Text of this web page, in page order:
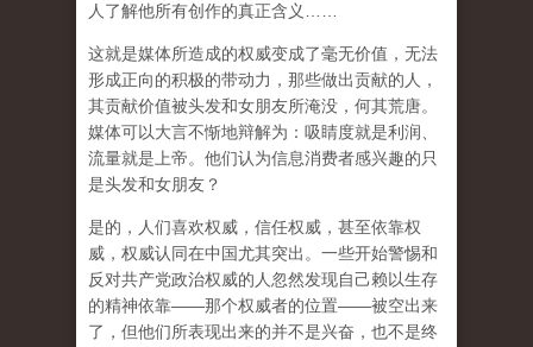
人了解他所有创作的真正含义……
这就是媒体所造成的权威变成了毫无价值，无法
形成正向的积极的带动力，那些做出贡献的人，
其贡献价值被头发和女朋友所淹没，何其荒唐。
媒体可以大言不惭地辩解为：吸睛度就是利润、
流量就是上帝。他们认为信息消费者感兴趣的只
是头发和女朋友？
是的，人们喜欢权威，信任权威，甚至依靠权
威，权威认同在中国尤其突出。一些开始警惕和
反对共产党政治权威的人忽然发现自己赖以生存
的精神依靠——那个权威者的位置——被空出来
了，但他们所表现出来的并不是兴奋，也不是终